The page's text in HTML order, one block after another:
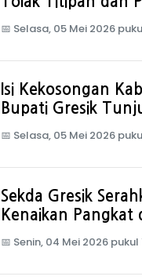
📅 Selasa, 05 Mei 2026
Isi Kekosongan
Bupati Gresik
📅 Selasa, 05 Mei 2026
Sekda Gresik
Kenaikan Pangkat
📅 Senin, 04 Mei 2026 pukul